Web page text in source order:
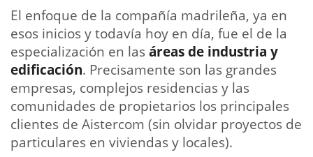
El enfoque de la compañía madrileña, ya en
esos inicios y todavía hoy en día, fue el de la
especialización en lasáreas de industria y
edificación. Precisamente son las grandes
empresas, complejos residencias y las
comunidades de propietarios los principales
clientes de Aistercom (sin olvidar proyectos de
particulares en viviendas y locales).